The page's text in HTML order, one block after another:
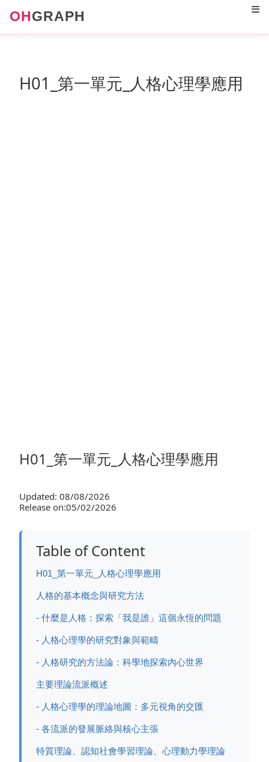
OHGRAPH
H01_第一單元_人格心理學應用
H01_第一單元_人格心理學應用
Updated: 08/08/2026
Release on:05/02/2026
Table of Content
H01_第一單元_人格心理學應用
人格的基本概念與研究方法
- 什麼是人格：探索「我是誰」這個永恆的問題
- 人格心理學的研究對象與範疇
- 人格研究的方法論：科學地探索內心世界
主要理論流派概述
- 人格心理學的理論地圖：多元視角的交匯
- 各流派的發展脈絡與核心主張
特質理論、認知社會學習理論、心理動力學理論